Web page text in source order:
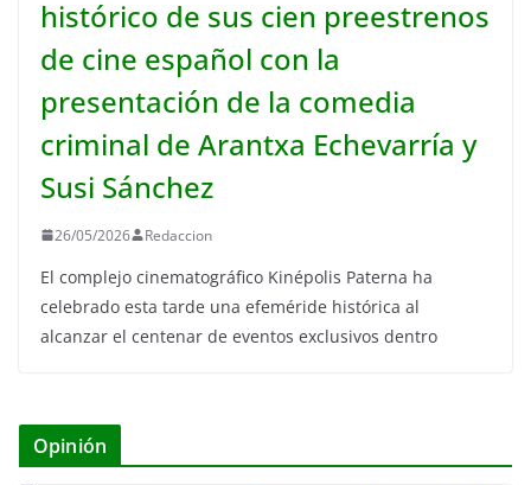
histórico de sus cien preestrenos
de cine español con la
presentación de la comedia
criminal de Arantxa Echevarría y
Susi Sánchez
26/05/2026 Redaccion
El complejo cinematográfico Kinépolis Paterna ha
celebrado esta tarde una efeméride histórica al
alcanzar el centenar de eventos exclusivos dentro
Opinión